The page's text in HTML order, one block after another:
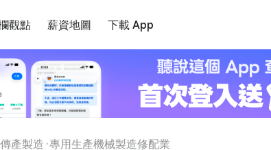
觀點 薪資地圖 下載 App
傳產製造 專用生產機械製造修配業